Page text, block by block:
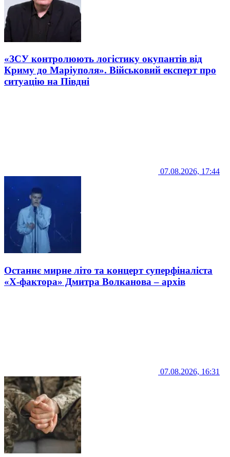
«ЗСУ контролюють логістику окупантів від
Криму до Маріуполя». Військовий експерт про
ситуацію на Півдні
07.08.2026, 17:44
Останнє мирне літо та концерт суперфіналіста
«Х-фактора» Дмитра Волканова – архів
07.08.2026, 16:31